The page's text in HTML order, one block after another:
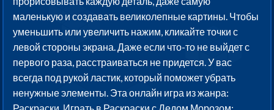
маленькую и создавать великолепные картины. Чтобы
уменьшить или увеличить нажим, кликайте точки с
левой стороны экрана. Даже если что-то не выйдет с
первого раза, расстраиваться не придется. У вас
всегда под рукой ластик, который поможет убрать
ненужные элементы. Эта онлайн игра из жанра: